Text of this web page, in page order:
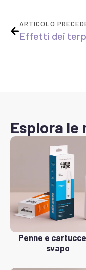
ARTICOLO
Effetti dei
Esplora le
Penne e
svapo